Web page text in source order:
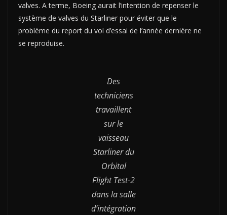
valves. A terme, Boeing aurait l’intention de repenser le
système de valves du Starliner pour éviter que le
problème du report du vol d’essai de l’année dernière ne
se reproduise.
Des
techniciens
travaillent
sur le
vaisseau
Starliner du
Orbital
Flight Test-2
dans la salle
d’intégration